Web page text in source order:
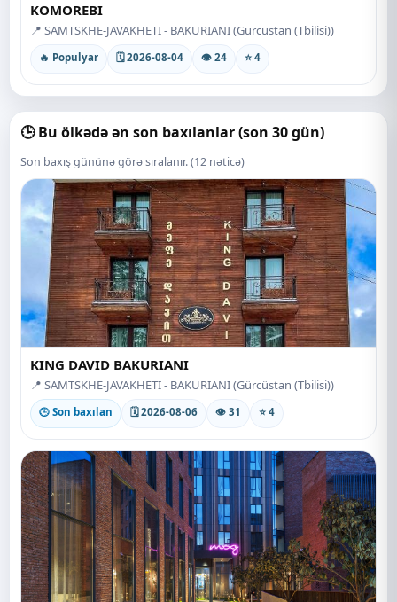
KOMOREBI
📍 SAMTSKHE-JAVAKHETI - BAKURIANI (Gürcüstan (Tbilisi))
🔥 Populyar 🗓 2026-08-04 👁 24 ⭐ 4
🕒 Bu ölkədə ən son baxılanlar (son 30 gün)
Son baxış gününə görə sıralanır. (12 nəticə)
KING DAVID BAKURIANI
📍 SAMTSKHE-JAVAKHETI - BAKURIANI (Gürcüstan (Tbilisi))
🕒 Son baxılan 🗓 2026-08-06 👁 31 ⭐ 4